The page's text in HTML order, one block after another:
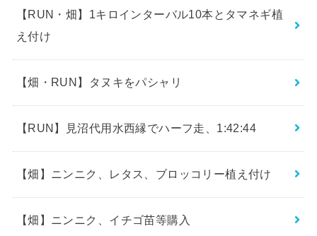
【RUN・畑】1キロインターバル10本とタマネギ植
え付け
【畑・RUN】タヌキをパシャリ
【RUN】見沼代用水西縁でハーフ走、1:42:44
【畑】ニンニク、レタス、ブロッコリー植え付け
【畑】ニンニク、イチゴ苗等購入